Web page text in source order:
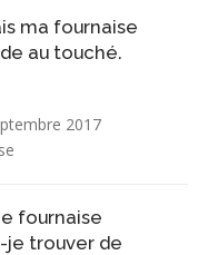
ma fournaise
au touché.
2017
fournaise
je trouver de